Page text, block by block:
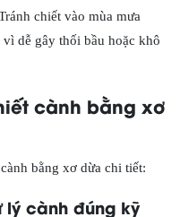
chiết vào mùa mưa
dễ gây thối bầu hoặc khô
cành bằng xơ
bằng xơ dừa chi tiết:
lý cành đúng kỹ